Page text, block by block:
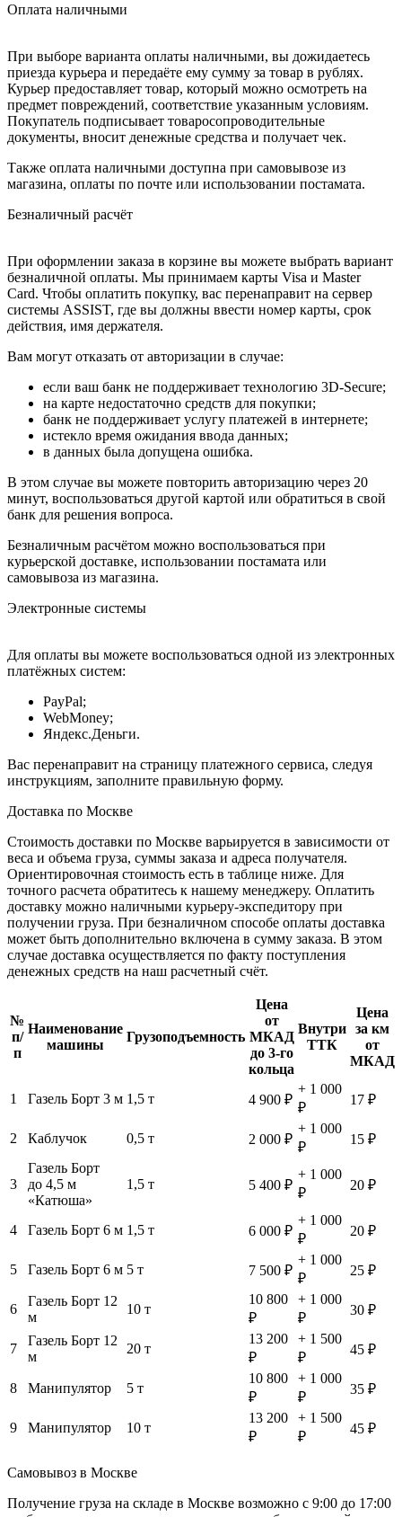
Оплата наличными
При выборе варианта оплаты наличными, вы дожидаетесь
приезда курьера и передаёте ему сумму за товар в рублях.
Курьер предоставляет товар, который можно осмотреть на
предмет повреждений, соответствие указанным условиям.
Покупатель подписывает товаросопроводительные
документы, вносит денежные средства и получает чек.
Также оплата наличными доступна при самовывозе из
магазина, оплаты по почте или использовании постамата.
Безналичный расчёт
При оформлении заказа в корзине вы можете выбрать вариант
безналичной оплаты. Мы принимаем карты Visa и Master
Card. Чтобы оплатить покупку, вас перенаправит на сервер
системы ASSIST, где вы должны ввести номер карты, срок
действия, имя держателя.
Вам могут отказать от авторизации в случае:
если ваш банк не поддерживает технологию 3D-Secure;
на карте недостаточно средств для покупки;
банк не поддерживает услугу платежей в интернете;
истекло время ожидания ввода данных;
в данных была допущена ошибка.
В этом случае вы можете повторить авторизацию через 20
минут, воспользоваться другой картой или обратиться в свой
банк для решения вопроса.
Безналичным расчётом можно воспользоваться при
курьерской доставке, использовании постамата или
самовывоза из магазина.
Электронные системы
Для оплаты вы можете воспользоваться одной из электронных
платёжных систем:
PayPal;
WebMoney;
Яндекс.Деньги.
Вас перенаправит на страницу платежного сервиса, следуя
инструкциям, заполните правильную форму.
Доставка по Москве
Стоимость доставки по Москве варьируется в зависимости от
веса и объема груза, суммы заказа и адреса получателя.
Ориентировочная стоимость есть в таблице ниже. Для
точного расчета обратитесь к нашему менеджеру. Оплатить
доставку можно наличными курьеру-экспедитору при
получении груза. При безналичном способе оплаты доставка
может быть дополнительно включена в сумму заказа. В этом
случае доставка осуществляется по факту поступления
денежных средств на наш расчетный счёт.
№
п/
п
Наименование
машины
Грузоподъемность
Цена
от
МКАД
до 3-го
кольца
Внутри
ТТК
Цена
за км
от
МКАД
1 Газель Борт 3 м 1,5 т 4 900 ₽
+ 1 000
₽
17 ₽
2 Каблучок 0,5 т 2 000 ₽
+ 1 000
₽
15 ₽
3
Газель Борт
до 4,5 м
«Катюша»
1,5 т 5 400 ₽
+ 1 000
₽
20 ₽
4 Газель Борт 6 м 1,5 т 6 000 ₽
+ 1 000
₽
20 ₽
5 Газель Борт 6 м 5 т 7 500 ₽
+ 1 000
₽
25 ₽
6
Газель Борт 12
м
10 т
10 800
₽
+ 1 000
₽
30 ₽
7
Газель Борт 12
м
20 т
13 200
₽
+ 1 500
₽
45 ₽
8 Манипулятор 5 т
10 800
₽
+ 1 000
₽
35 ₽
9 Манипулятор 10 т
13 200
₽
+ 1 500
₽
45 ₽
Самовывоз в Москве
Получение груза на складе в Москве возможно с 9:00 до 17:00